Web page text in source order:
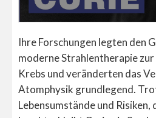
Ihre Forschungen legten den
moderne Strahlentherapie
Krebs und veränderten das
Atomphysik grundlegend.
Lebensumstände und